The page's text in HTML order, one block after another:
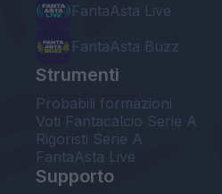
FantaAsta Live
FantaAsta Buzz
Strumenti
Probabili formazioni
Voti Fantacalcio Serie A
Rigoristi Serie A
FantaAsta Live
Supporto